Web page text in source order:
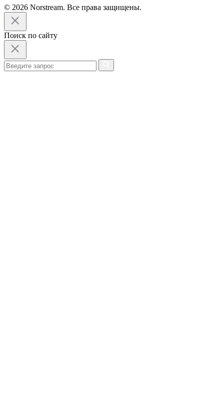
© 2026 Norstream. Все права защищены.
Поиск по сайту